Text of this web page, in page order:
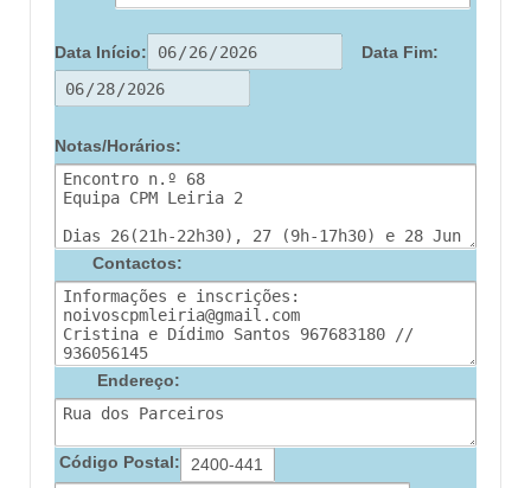
Data Início: Data Fim:
Notas/Horários:
Contactos:
Endereço:
Código Postal: